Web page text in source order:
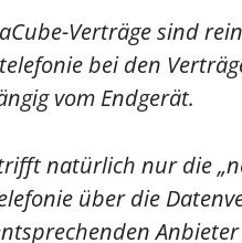
Verträge sind
bei den
vom Endgerät.
natürlich nur die
über die
Anbieter